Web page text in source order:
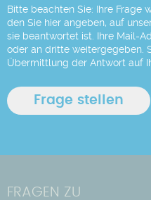
Bitte beachten Sie: Ihre Frage
den Sie hier angeben, auf
sie beantwortet ist. Ihre Mail-
oder an dritte weitergegeben.
Übermittlung der Antwort auf
FRAGEN ZU